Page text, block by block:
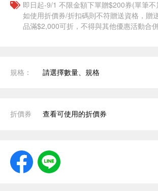
即日起-9/1 不限金額下單贈$200券(單筆
如使用折價券/折扣碼則不符贈送資格，贈
品滿$2,000可折，不得與其他優惠活動合
規格： 請選擇數量、規格
折價券 查看可使用的折價券